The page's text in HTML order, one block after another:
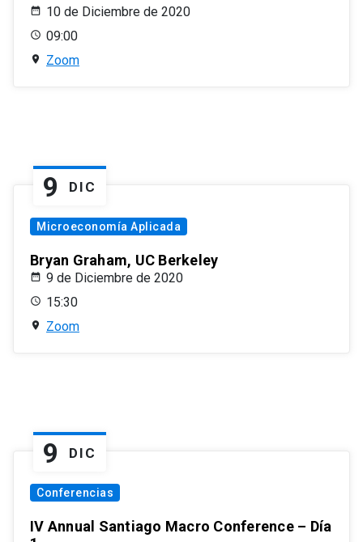
10 de Diciembre de 2020
09:00
Zoom
9 DIC
Microeconomía Aplicada
Bryan Graham, UC Berkeley
9 de Diciembre de 2020
15:30
Zoom
9 DIC
Conferencias
IV Annual Santiago Macro Conference – Día